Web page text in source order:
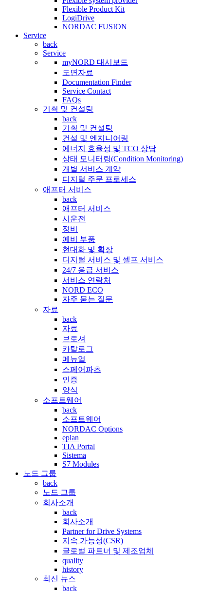
Flexible Product Kit
LogiDrive
NORDAC FUSION
Service
back
Service
myNORD 대시보드
도면자료
Documentation Finder
Service Contact
FAQs
기획 및 컨설팅
back
기획 및 컨설팅
건설 및 엔지니어링
에너지 효율성 및 TCO 상담
상태 모니터링(Condition Monitoring)
개별 서비스 계약
디지털 주문 프로세스
애프터 서비스
back
애프터 서비스
시운전
정비
예비 부품
현대화 및 확장
디지털 서비스 및 셀프 서비스
24/7 응급 서비스
서비스 연락처
NORD ECO
자주 묻는 질문
자료
back
자료
브로셔
카탈로그
메뉴얼
스페어파츠
인증
양식
소프트웨어
back
소프트웨어
NORDAC Options
eplan
TIA Portal
Sistema
S7 Modules
노드 그룹
back
노드 그룹
회사소개
back
회사소개
Partner for Drive Systems
지속 가능성(CSR)
글로벌 파트너 및 제조업체
quality
history
최신 뉴스
back